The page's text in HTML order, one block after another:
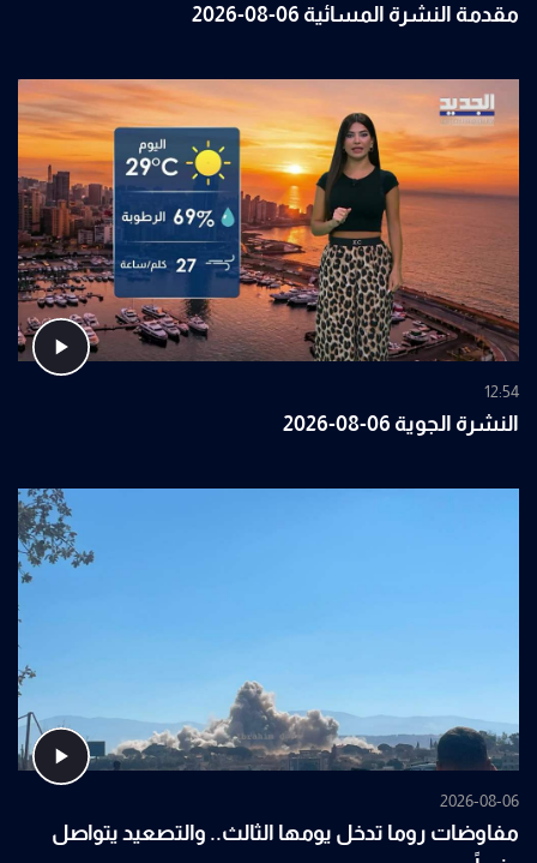
مقدمة النشرة المسائية 06-08-2026
12:54
النشرة الجوية 06-08-2026
2026-08-06
مفاوضات روما تدخل يومها الثالث.. والتصعيد يتواصل